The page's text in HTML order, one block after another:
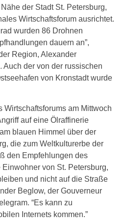
der Stadt St. Petersburg,
Wirtschaftsforum ausrichtet.
wurden 86 Drohnen
dauern an”,
Region, Alexander
Auch der von der russischen
von Kronstadt wurde
Wirtschaftsforums am Mittwoch
auf eine Ölraffinerie
blauen Himmel über der
die zum Weltkulturerbe der
den Empfehlungen des
von St. Petersburg,
und nicht auf die Straße
Beglow, der Gouverneur
“Es kann zu
Internets kommen.”